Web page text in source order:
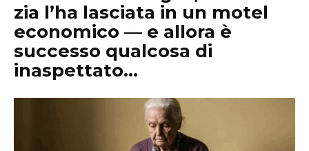
zia l’ha lasciata in un motel
economico — e allora è
successo qualcosa di
inaspettato…